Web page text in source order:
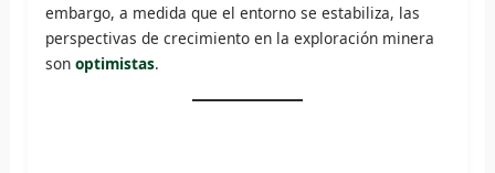
embargo, a medida que el entorno se estabiliza, las
perspectivas de crecimiento en la exploración minera
son optimistas.